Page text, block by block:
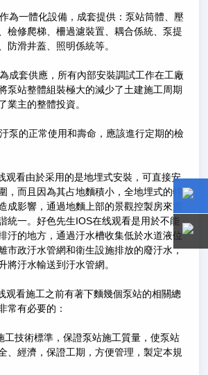
為一體化設備，成套提供：泵站筒體、壓
檢修爬梯、柵過濾裝置、耦合係統、泵提
防滑井蓋、照明係統等。
成套供應，所有內部安裝調試工作在工廠
泵站整體組裝極大的減少了土建施工周期
業主的整體投資。
泵的正常使用和壽命，應該進行定期的檢
看由於采用的是地埋式安裝，可直接安
，而且因為其占地麵積小，全地埋式的特
成影響，通過地麵上部的景觀控製房來實
統一。好色先生IOS在线观看是用於不能
汙的地方，通過汙水槽收集低於水道液位
市政汙水管網和衛生設施排放的廢汙水，
將汙水輸送到汙水管網。
看施工之前有著下麵幾個泵站的相關總
常有必要的：
技術標準，保證泵站施工質量，使泵站
、經濟，保證工期，方便管理，製定本規